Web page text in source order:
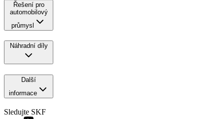
Řešení pro
automobilový
průmysl
Náhradní díly
Další
informace
Sledujte SKF